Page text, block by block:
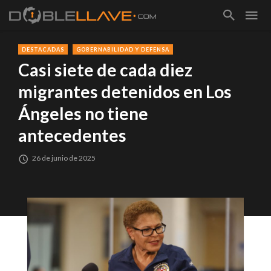
DESTACADAS GOBERNABILIDAD Y DEFENSA
Casi siete de cada diez
migrantes detenidos en Los
Ángeles no tiene
antecedentes
26 de junio de 2025